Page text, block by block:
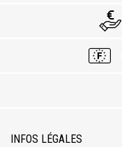
INFOS LÉGALES